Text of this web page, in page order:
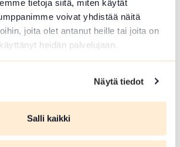
tietoja siitä, miten käytät
voivat yhdistää näitä
joita olet antanut heille tai joita on
heidän palvelujaan.
Näytä tiedot
Salli kaikki